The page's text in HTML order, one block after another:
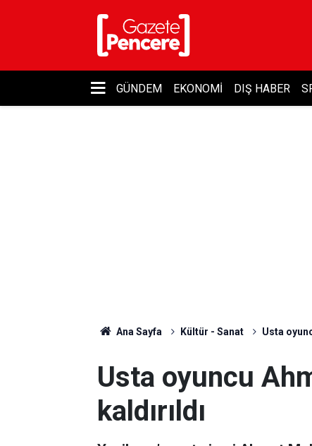
GÜNDEM EKONOMI DIŞ HABER
Ana Sayfa Kültür - Sanat Usta
Usta oyuncu
kaldırıldı